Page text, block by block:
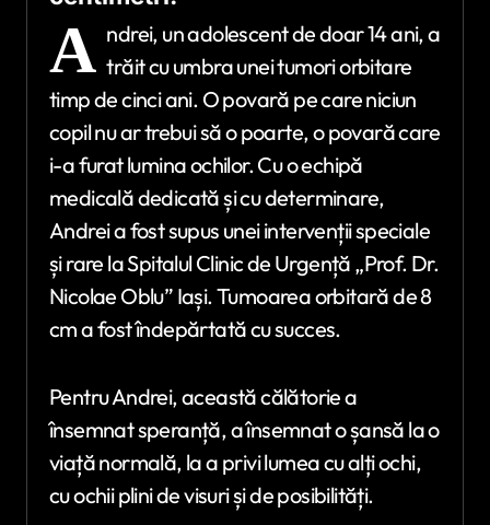
A ndrei, un adolescent de doar 14 ani, a
trăit cu umbra unei tumori orbitare
timp de cinci ani. O povară pe care niciun
copil nu ar trebui să o poarte, o povară care
i-a furat lumina ochilor. Cu o echipă
medicală dedicată și cu determinare,
Andrei a fost supus unei intervenții speciale
și rare la Spitalul Clinic de Urgență „Prof. Dr.
Nicolae Oblu” Iași. Tumoarea orbitară de 8
cm a fost îndepărtată cu succes.
Pentru Andrei, această călătorie a
însemnat speranță, a însemnat o șansă la o
viață normală, la a privi lumea cu alți ochi,
cu ochii plini de visuri și de posibilități.